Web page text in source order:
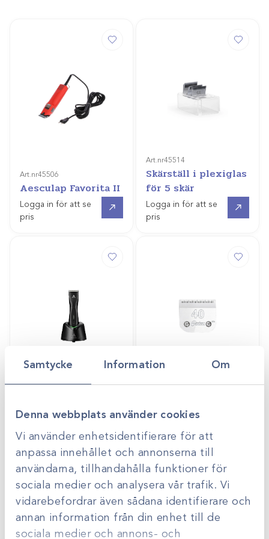
Samtycke Information Om
Denna webbplats använder cookies
Vi använder enhetsidentifierare för att
anpassa innehållet och annonserna till
användarna, tillhandahålla funktioner för
sociala medier och analysera vår trafik. Vi
vidarebefordrar även sådana identifierare och
annan information från din enhet till de
sociala medier och annons- och
Art.nr45506
Aesculap Favorita II
Logga in för att se
pris
Art.nr45514
Skärställ i plexiglas
för 5 skär
Logga in för att se
pris
pris
pris